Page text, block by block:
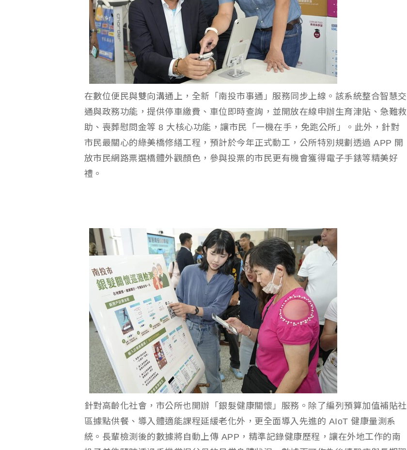
在數位便民與雙向溝通上，全新「南投市事通」服務同步上線。該系統整合智慧交
通與政務功能，提供停車繳費、車位即時查詢，並開放在線申辦生育津貼、急難救
助、喪葬慰問金等 8 大核心功能，讓市民「一機在手，免跑公所」。此外，針對
市民最關心的綠美橋修繕工程，預計於今年正式動工，公所特別規劃透過 APP 開
放市民網路票選橋體外觀顏色，參與投票的市民更有機會獲得電子手錶等精美好
禮。
針對高齡化社會，市公所也開辦「銀髮健康關懷」服務。除了編列預算加值補貼社
區據點供餐、導入體適能課程延緩老化外，更全面導入先進的 AIoT 健康量測系
統。長輩檢測後的數據將自動上傳 APP，精準記錄健康歷程，讓在外地工作的南